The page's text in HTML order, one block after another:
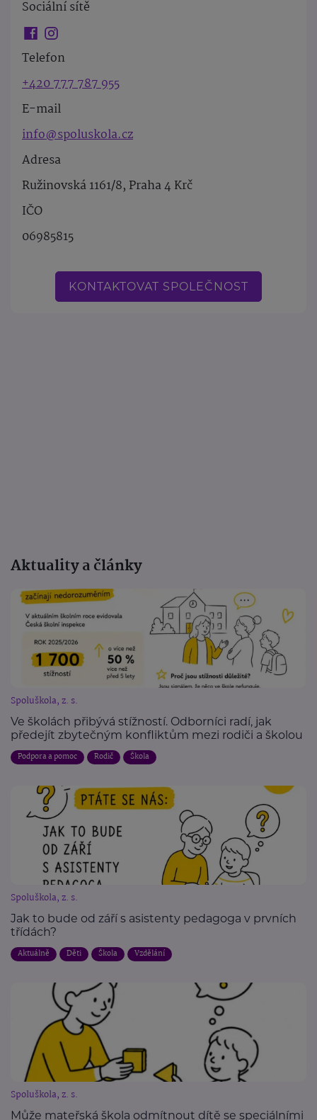
Sociální sítě
Telefon
+420 777 787 955
E-mail
info@spoluskola.cz
Adresa
Ružinovská 1161/8, Praha 4 Krč
IČO
06985815
KONTAKTOVAT SPOLEČNOST
Aktuality a články
Spoluškola, z. s.
Ve školách přibývá stížností. Odborníci radí, jak
předejít zbytečným konfliktům mezi rodiči a školou
Podpora a pomoc Rodič Škola
Spoluškola, z. s.
Jak to bude od září s asistenty pedagoga v prvních
třídách?
Aktuálně Děti Škola Vzdělání
Spoluškola, z. s.
Může mateřská škola odmítnout dítě se speciálními